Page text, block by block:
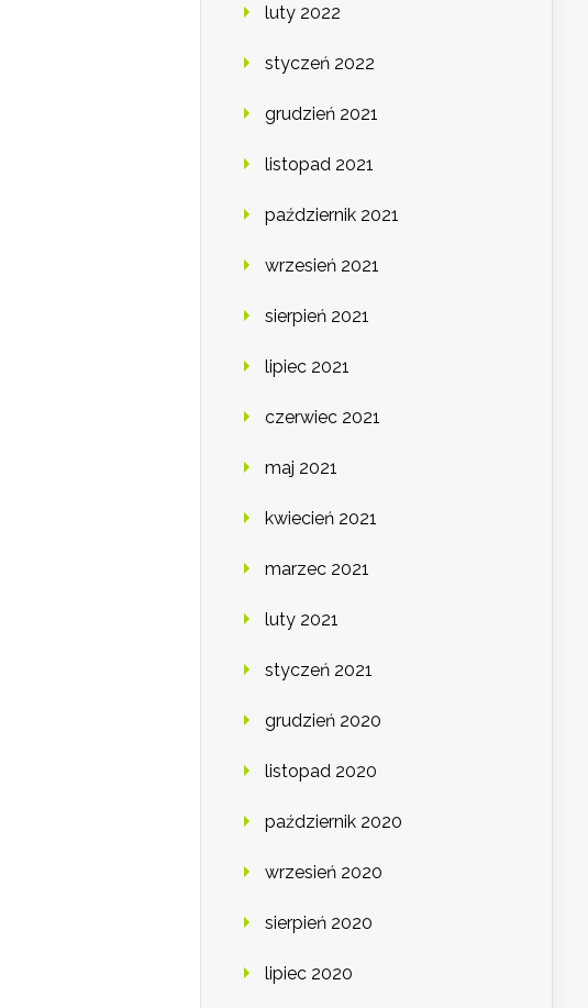
luty 2022
styczeń 2022
grudzień 2021
listopad 2021
październik 2021
wrzesień 2021
sierpień 2021
lipiec 2021
czerwiec 2021
maj 2021
kwiecień 2021
marzec 2021
luty 2021
styczeń 2021
grudzień 2020
listopad 2020
październik 2020
wrzesień 2020
sierpień 2020
lipiec 2020